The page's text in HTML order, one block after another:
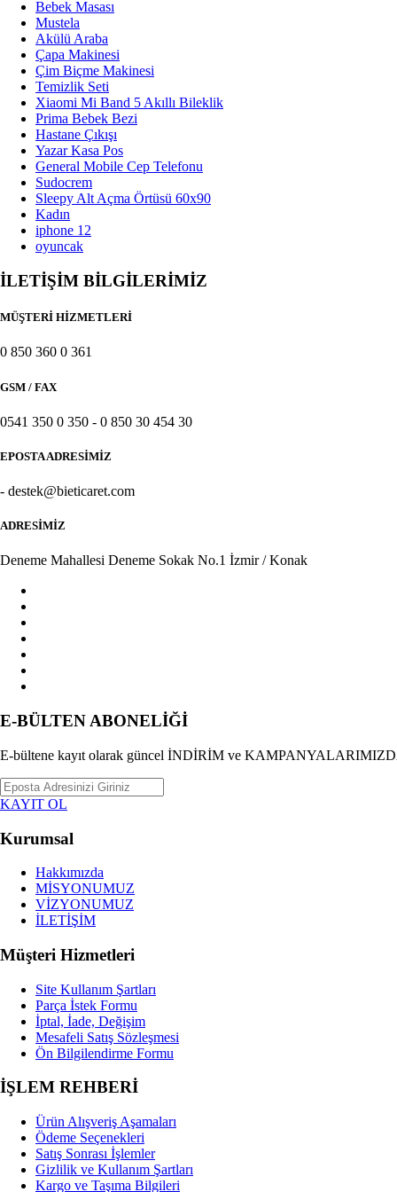
Elektrik ve Tesisat Malzemeleri
Banyo Ve Mutfak Vitrifiye
Banyo Ürünleri
Hırdavat Ürünleri
Güvenlik Ürünleri
Boya ve Boya Malzemeleri
Hamilelik ve Annelik
Bebek Oyuncak
Oto Koltuğu & Ana Kucağı
Bebek Bezi & Islak Mendil
Biberon, Emzik ve Aksesuarları
Bebek Odası & Mobilya
Beslenme Gereçleri
Bebek Bakım Çantası
Bebek Banyo ve Tuvalet Eğitimi
TÜM KATEGORILERIMIZ
Bebek Masası
Mustela
Akülü Araba
Çapa Makinesi
Çim Biçme Makinesi
Temizlik Seti
Xiaomi Mi Band 5 Akıllı Bileklik
Prima Bebek Bezi
Hastane Çıkışı
Yazar Kasa Pos
General Mobile Cep Telefonu
Sudocrem
Sleepy Alt Açma Örtüsü 60x90
Kadın
iphone 12
oyuncak
İLETİŞİM BİLGİLERİMİZ
MÜŞTERİ HİZMETLERİ
0 850 360 0 361
GSM / FAX
0541 350 0 350 - 0 850 30 454 30
EPOSTA ADRESİMİZ
- destek@bieticaret.com
ADRESİMİZ
Deneme Mahallesi Deneme Sokak No.1 İzmir / Konak
E-BÜLTEN ABONELİĞİ
E-bültene kayıt olarak güncel İNDİRİM ve
KAYIT OL
Kurumsal
Hakkımızda
MİSYONUMUZ
VİZYONUMUZ
İLETİŞİM
Müşteri Hizmetleri
Site Kullanım Şartları
Parça İstek Formu
İptal, İade, Değişim
Mesafeli Satış Sözleşmesi
Ön Bilgilendirme Formu
İŞLEM REHBERİ
Ürün Alışveriş Aşamaları
Ödeme Seçenekleri
Satış Sonrası İşlemler
Gizlilik ve Kullanım Şartları
Kargo ve Taşıma Bilgileri